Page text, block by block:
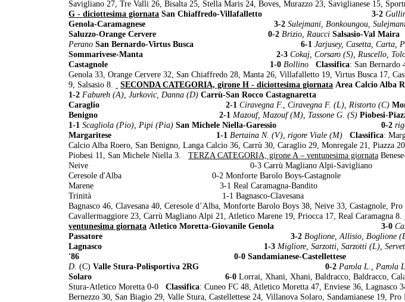
Savigliano 27, Tre Valli 26, Bisalta 25, Stella Maris 24, Boves, Murazzo 23, Saviglianese 15,
G - diciottesima giornata San Chiaffredo-Villafalletto 3-2
Genola-Caramagnese 3-2 Sulejmani, Bonkoungou,
Saluzzo-Orange Cervere 0-2 Brizio, Raucci
Perano San Bernardo-Virtus Busca 6-1 Jarjusey, Casetta, Carta,
Sommarivese-Manta 2-3 Cokaj, Corsaro (S), Ruscello,
Castagnole 1-0 Bollino Classifica: San Bernardo
Genola 33, Orange Cervere 32, San Chiaffredo 28, Manta 26, Villafalletto 19, Virtus Busca 17,
9, Salsasio 8.
SECONDA CATEGORIA, girone H - diciottesima giornata Area
1-2 Fabureh (A), Jurkovic, Danna (D) Carrù-San Rocco
Caraglio 2-1 Ciravegna F., Ciravegna F. (L), Ristorto (C)
Benigno 2-1 Mazouf, Mazouf (M), Tassone G. (S)
1-1 Scagliola (Pio), Pipi (Pia) San Michele Niella-Garessio 0-2
Margaritese 1-1 Bertaina N. (V), rigore Viale (M) Classifica:
Calcio Alba Roero, San Benigno, Langa Calcio 36, Carrù 30, Caraglio 29, Monregale 21, Piazza
Piobesi 11, San Michele Niella 3.TERZA CATEGORIA, girone A – ventunesima giornata
Neive 0-3 Carrù Magliano Alpi-Savigliano 1-
Ceresole d'Alba 0-2 Monforte Barolo Boys-Castagnole 5-
Marene 3-1 Real Caramagna-Bandito 0-8
Trinità 1-1 Bagnasco-Clavesana 1-0
Bagnasco 46, Clavesana 40, Ceresole d’Alba, Monforte Barolo Boys 38, Neive 33, Castagnole,
Cavallermaggiore 23, Carrù Magliano Alpi 21, Atletico Marene 19, Priocca 17, Real Caramagna 8.
ventunesima giornata Atletico Moretta-Giovanile Genola 3-0
Passatore 3-2 Boglione, Allisio, Boglione
Lagnasco 1-3 Migliore, Sarzotti, Sarzotti (L),
'86 0-0 Sandamianese-
D. (C)Valle Stura-Polisportiva 2RG 0-2 Parola L., Parola L.
Solaro 6-0 Lorrai, Xhani, Xhani, Baldracco, Baldracco,
Stura-Atletico Moretta 0-0Classifica: Cuneo FC 48, Atletico Moretta 47, Enviese 36, Lagnasco
Bernezzo 30, San Biagio 29, Valle Stura, Castellettese 24, Villanova Solaro, Sandamianese 19, Pro